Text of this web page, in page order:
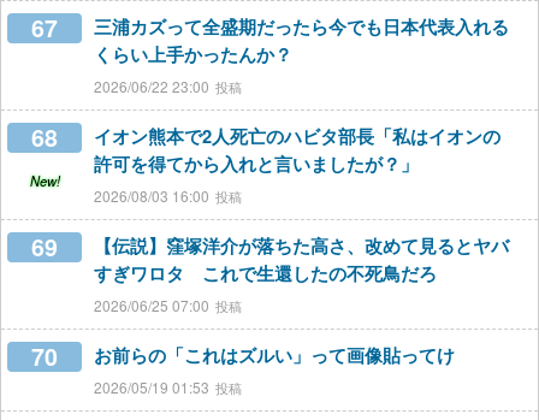
67
三浦カズって全盛期だったら今でも日本代表入れる
くらい上手かったんか？
2026/06/22 23:00
68
New!
イオン熊本で2人死亡のハビタ部長「私はイオンの
許可を得てから入れと言いましたが？」
2026/08/03 16:00
69
【伝説】窪塚洋介が落ちた高さ、改めて見るとヤバ
すぎワロタ これで生還したの不死鳥だろ
2026/06/25 07:00
70 お前らの「これはズルい」って画像貼ってけ
2026/05/19 01:53